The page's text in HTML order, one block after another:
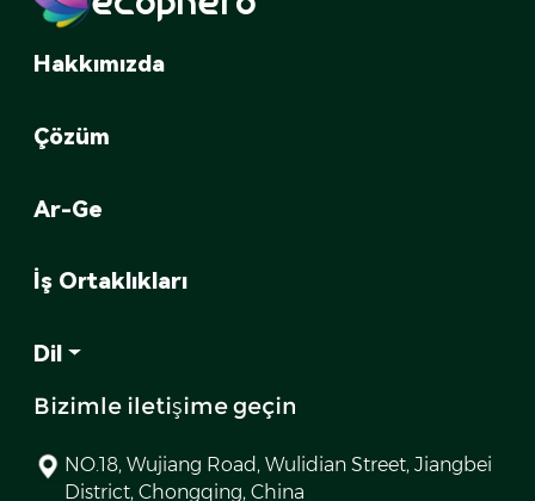
Hakkımızda
Çözüm
Ar-Ge
İş Ortaklıkları
Dil
Bizimle iletişime geçin
NO.18, Wujiang Road, Wulidian Street, Jiangbei
District, Chongqing, China